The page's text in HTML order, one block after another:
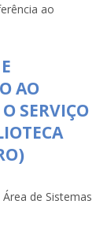
ao
AO
SERVIÇO
de Sistemas